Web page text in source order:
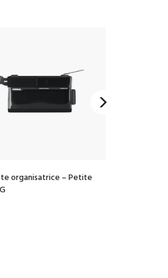
organisatrice – Petite